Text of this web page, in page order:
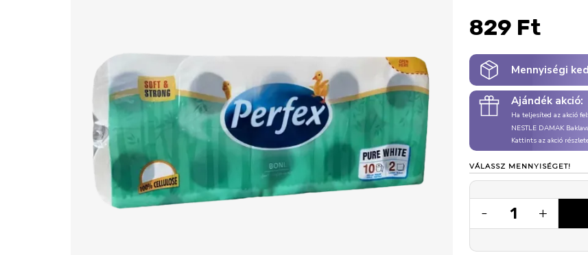
829 Ft
Mennyiségi
Ajándék akció:
Ha teljesíted az akció
NESTLE DAMAK
Kattints az akció
VÁLASSZ MENNYISÉGET!
- 1 +